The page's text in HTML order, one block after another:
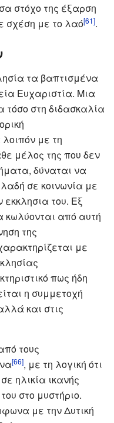
στόχο της έξαρση
σχέση με το λαό[61].
τα βαπτισμένα
Ευχαριστία. Μια
τόσο στη διδασκαλία
με τη
μέλος της που δεν
δύναται να
σε κοινωνία με
του. Εξ
κωλύονται από αυτή
της
με
πως ήδη
η συμμετοχή
και στις
τους
[66], με τη λογική ότι
ηλικία ικανής
στο μυστήριο.
με την Δυτική